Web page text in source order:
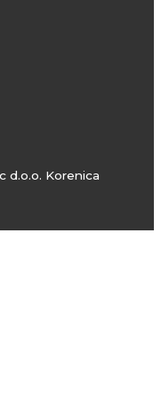
d.o.o. Korenica